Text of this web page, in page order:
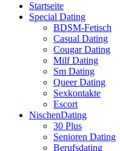
Startseite
Special Dating
BDSM-Fetisch
Casual Dating
Cougar Dating
Milf Dating
Sm Dating
Queer Dating
Sexkontakte
Escort
NischenDating
30 Plus
Senioren Dating
Berufsdating